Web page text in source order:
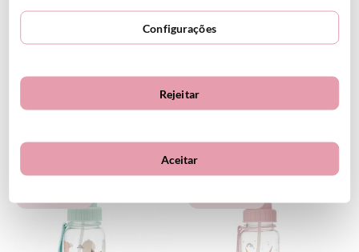
Forest Personalizável
Garrafa Plástico Little Red
Personalizável
Configurações
Rejeitar
Aceitar